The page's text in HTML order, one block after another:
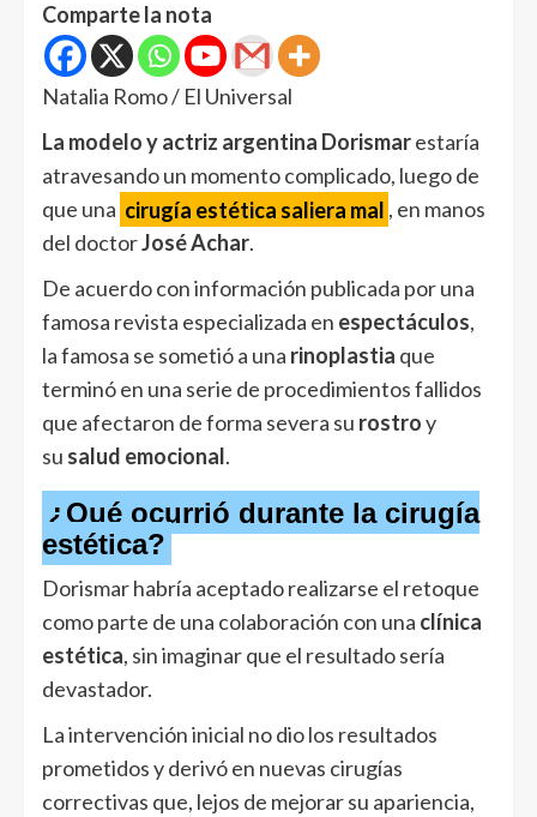
Comparte la nota
Natalia Romo / El Universal
La modelo y actriz argentina Dorismarestaría
atravesando un momento complicado, luego de
que una cirugía estética saliera mal , en manos
del doctorJosé Achar.
De acuerdo con información publicada por una
famosa revista especializada en espectáculos,
la famosa se sometió a una rinoplastia que
terminó en una serie de procedimientos fallidos
que afectaron de forma severa su rostroy
su salud emocional.
¿Qué ocurrió durante la cirugía
estética?
Dorismar habría aceptado realizarse el retoque
como parte de una colaboración con una clínica
estética, sin imaginar que el resultado sería
devastador.
La intervención inicial no dio los resultados
prometidos y derivó en nuevas cirugías
correctivas que, lejos de mejorar su apariencia,